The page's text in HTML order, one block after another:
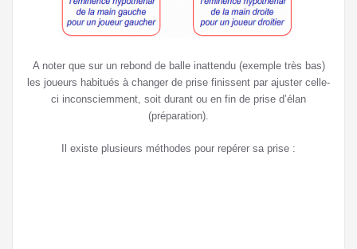
A noter que sur un rebond de balle inattendu (exemple très bas)
les joueurs habitués à changer de prise finissent par ajuster celle-
ci inconsciemment, soit durant ou en fin de prise d’élan
(préparation).
Il existe plusieurs méthodes pour repérer sa prise :